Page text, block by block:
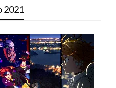
2021